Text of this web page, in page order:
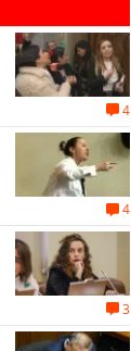
4
4
3